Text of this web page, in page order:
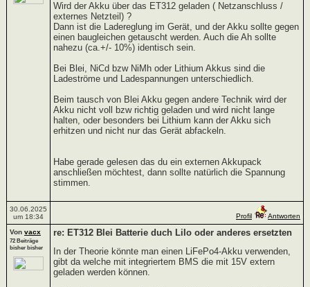
Wird der Akku über das ET312 geladen ( Netzanschluss /
externes Netzteil) ?
Dann ist die Ladereglung im Gerät, und der Akku sollte gegen
einen baugleichen getauscht werden. Auch die Ah sollte
nahezu (ca.+/- 10%) identisch sein.
Bei Blei, NiCd bzw NiMh oder Lithium Akkus sind die
Ladeströme und Ladespannungen unterschiedlich.
Beim tausch von Blei Akku gegen andere Technik wird der
Akku nicht voll bzw richtig geladen und wird nicht lange
halten, oder besonders bei Lithium kann der Akku sich
erhitzen und nicht nur das Gerät abfackeln.
Habe gerade gelesen das du ein externen Akkupack
anschließen möchtest, dann sollte natürlich die Spannung
stimmen.
30.06.2025
um 18:34
Profil Antworten
Von vacx
72 Beiträge
bisher bisher
re: ET312 Blei Batterie duch LiIo oder anderes ersetzten
In der Theorie könnte man einen LiFePo4-Akku verwenden,
gibt da welche mit integriertem BMS die mit 15V extern
geladen werden können.